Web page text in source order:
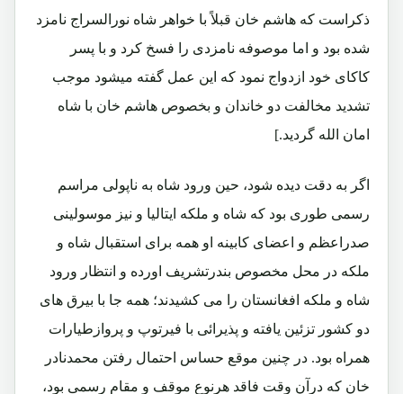
ذکراست که هاشم خان قبلاً با خواهر شاه نورالسراج نامزد
شده بود و اما موصوفه نامزدی را فسخ کرد و با پسر
کاکای خود ازدواج نمود که این عمل گفته میشود موجب
تشدید مخالفت دو خاندان و بخصوص هاشم خان با شاه
امان الله گردید.]
اگر به دقت دیده شود، حین ورود شاه به ناپولی مراسم
رسمی طوری بود که شاه و ملکه ایتالیا و نیز موسولینی
صدراعظم و اعضای کابینه او همه برای استقبال شاه و
ملکه در محل مخصوص بندرتشریف اورده و انتظار ورود
شاه و ملکه افغانستان را می کشیدند؛ همه جا با بیرق های
دو کشور تزئین یافته و پذیرائی با فیرتوپ و پروازطیارات
همراه بود. در چنین موقع حساس احتمال رفتن محمدنادر
خان که درآن وقت فاقد هرنوع موقف و مقام رسمی بود،